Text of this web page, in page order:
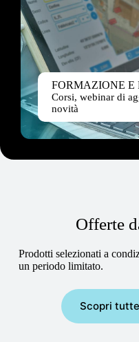
FORMAZIONE E
Corsi, webinar di
novità
Offerte
Prodotti selezionati a
un periodo limitato.
Scopri